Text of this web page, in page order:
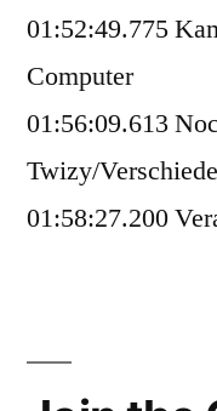
01:52:49.775
Computer
01:56:09.613
Twizy/
01:58:27.200